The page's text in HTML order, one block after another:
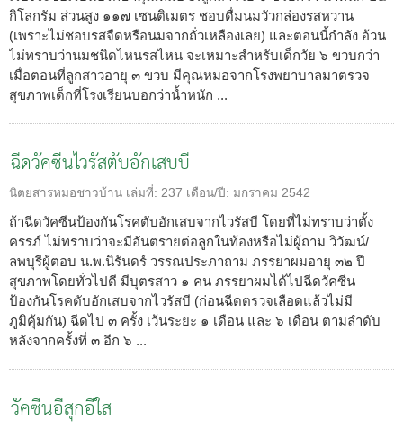
กิโลกรัม ส่วนสูง ๑๑๗ เซนติเมตร ชอบดื่มนมวัวกล่องรสหวาน
(เพราะไม่ชอบรสจืดหรือนมจากถั่วเหลืองเลย) และตอนนี้กำลัง อ้วน
ไม่ทราบว่านมชนิดไหนรสไหน จะเหมาะสำหรับเด็กวัย ๖ ขวบกว่า
เมื่อตอนที่ลูกสาวอายุ ๓ ขวบ มีคุณหมอจากโรงพยาบาลมาตรวจ
สุขภาพเด็กที่โรงเรียนบอกว่าน้ำหนัก ...
ฉีดวัคซีนไวรัสตับอักเสบบี
นิตยสารหมอชาวบ้าน เล่มที่: 237 เดือน/ปี: มกราคม 2542
ถ้าฉีดวัคซีนป้องกันโรคตับอักเสบจากไวรัสบี โดยที่ไม่ทราบว่าตั้ง
ครรภ์ ไม่ทราบว่าจะมีอันตรายต่อลูกในท้องหรือไม่ผู้ถาม วิวัฒน์/
ลพบุรีผู้ตอบ น.พ.นิรันดร์ วรรณประภาถาม ภรรยาผมอายุ ๓๒ ปี
สุขภาพโดยทั่วไปดี มีบุตรสาว ๑ คน ภรรยาผมได้ไปฉีดวัคซีน
ป้องกันโรคตับอักเสบจากไวรัสบี (ก่อนฉีดตรวจเลือดแล้วไม่มี
ภูมิคุ้มกัน) ฉีดไป ๓ ครั้ง เว้นระยะ ๑ เดือน และ ๖ เดือน ตามลำดับ
หลังจากครั้งที่ ๓ อีก ๖ ...
วัคซีนอีสุกอีใส